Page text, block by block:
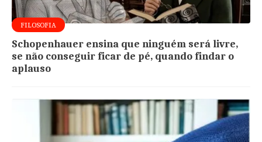
FILOSOFIA
Schopenhauer ensina que ninguém será livre,
se não conseguir ficar de pé, quando findar o
aplauso